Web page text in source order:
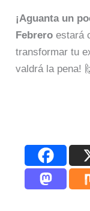
¡Aguanta un
Febrero estará
transformar tu
valdrá la pena!